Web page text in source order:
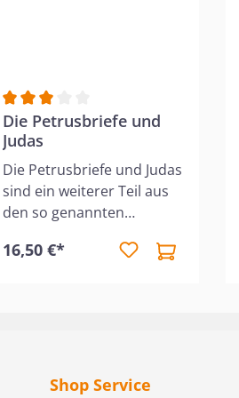
Durchschnittliche Bewertung von 3
Die Petrusbriefe und
Judas
Die Petrusbriefe und Judas
sind ein weiterer Teil aus
den so genannten
Episteln", die im
ist ein "Hebräerchrist". Als
16,50 €*
Shop Service